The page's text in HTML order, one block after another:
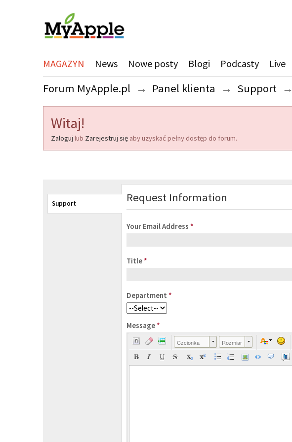
MAGAZYN News Nowe posty Blogi Podcasty Live
Forum MyApple.pl → Panel klienta → Support →
Witaj!
Zaloguj lub Zarejestruj się aby uzyskać pełny dostęp do forum.
Support Request Information
Your Email Address *
Title *
Department *
Message *
Czcionka Rozmiar